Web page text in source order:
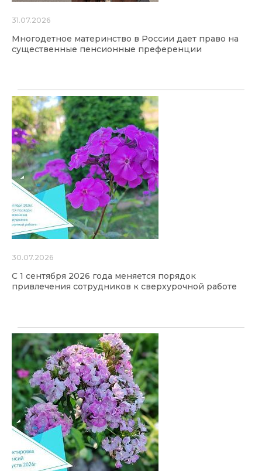
31.07.2026
Многодетное материнство в России дает право на
существенные пенсионные преференции
30.07.2026
С 1 сентября 2026 года меняется порядок
привлечения сотрудников к сверхурочной работе